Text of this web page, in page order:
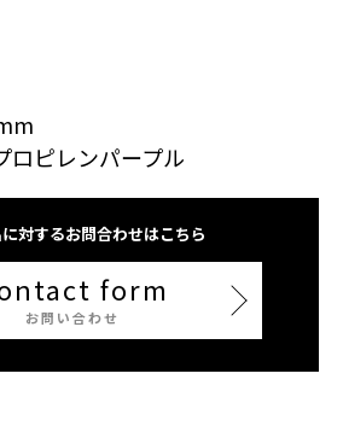
ロピレンパープル
対するお問合わせはこちら
form
お問い合わせ